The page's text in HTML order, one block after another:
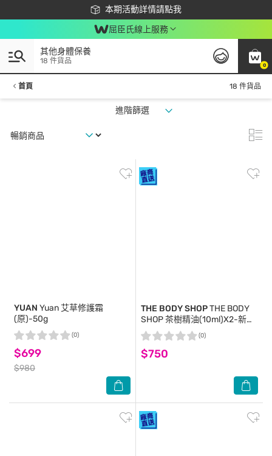
本期活動詳情請點我
下載app最高回饋$350
屈臣氏線上服務
0
其他身體保養
18 件貨品
首頁 18 件貨品
進階篩選
YUAN Yuan 艾草修護霜
(原)-50g
$699
$980
(0)
THE BODY SHOPTHE BODY
SHOP 茶樹精油(10ml)X2-新
版-國際航空版
$750
(0)